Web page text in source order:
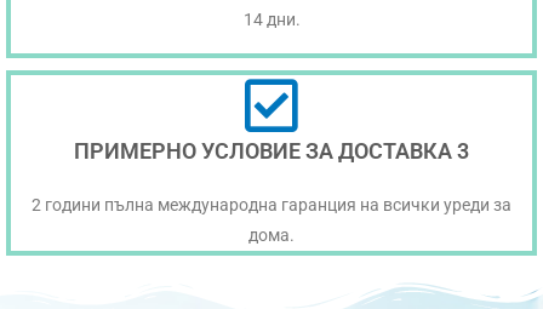
14 дни.
ПРИМЕРНО УСЛОВИЕ ЗА ДОСТАВКА 3
2 години пълна международна гаранция на всички уреди за
дома.